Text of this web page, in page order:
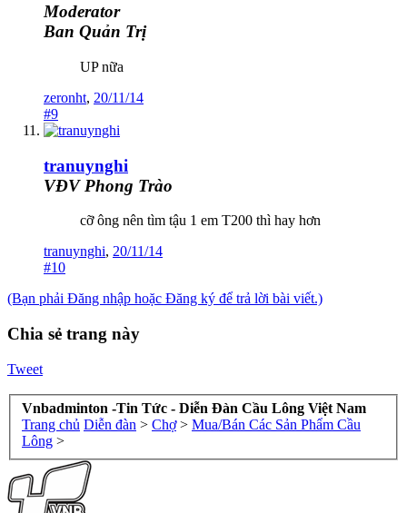
Moderator
Ban Quản Trị
UP nữa
zeronht, 20/11/14
#9
tranuynghi
VĐV Phong Trào
cỡ ông nên tìm tậu 1 em T200 thì hay hơn
tranuynghi, 20/11/14
#10
(Bạn phải Đăng nhập hoặc Đăng ký để trả lời bài viết.)
Chia sẻ trang này
Tweet
Vnbadminton -Tin Tức - Diễn Đàn Cầu Lông Việt Nam
Trang chủ Diễn đàn > Chợ > Mua/Bán Các Sản Phẩm Cầu
Lông >